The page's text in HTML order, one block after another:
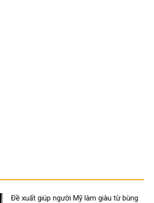
Đề xuất giúp người Mỹ làm giàu từ bùng